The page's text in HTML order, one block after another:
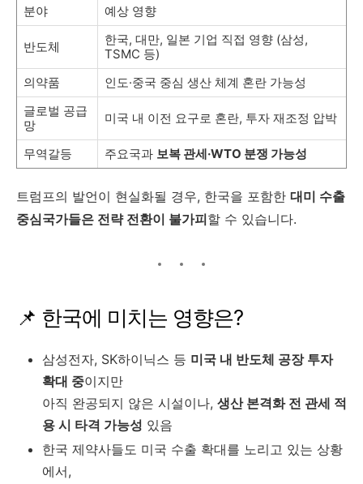
분야 예상 영향
반도체
한국, 대만, 일본 기업 직접 영향 (삼성,
TSMC 등)
의약품
인도·중국 중심 생산 체계 혼란 가능성
글로벌 공급
망
미국 내 이전 요구로 혼란, 투자 재조정 압박
무역갈등 주요국과 보복 관세·WTO 분쟁 가능성
트럼프의 발언이 현실화될 경우, 한국을 포함한 대미 수출
중심국가들은 전략 전환이 불가피할 수 있습니다.
📌 한국에 미치는 영향은?
삼성전자, SK하이닉스 등 미국 내 반도체 공장 투자
확대 중이지만
아직 완공되지 않은 시설이나, 생산 본격화 전 관세 적
용 시 타격 가능성 있음
한국 제약사들도 미국 수출 확대를 노리고 있는 상황
에서,